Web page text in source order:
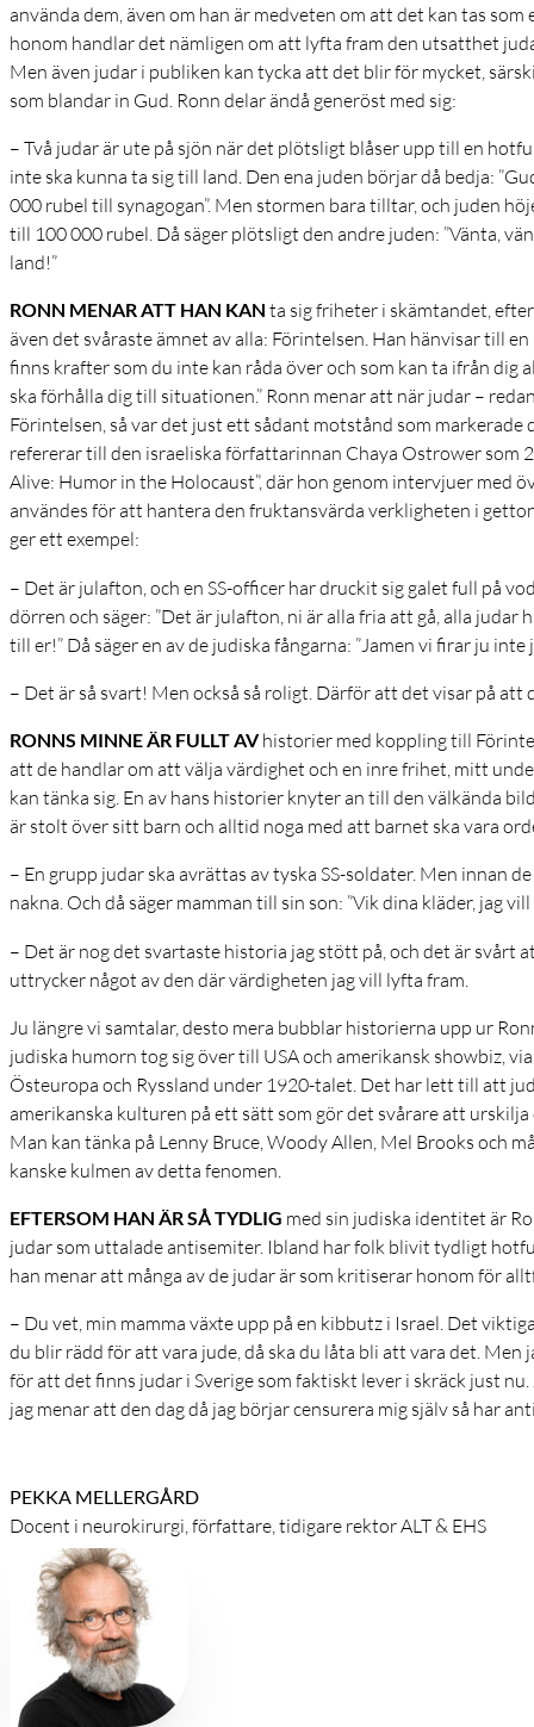
använda dem, även om han är medveten om att det kan tas som
honom handlar det nämligen om att lyfta fram den utsatthet
Men även judar i publiken kan tycka att det blir för mycket,
som blandar in Gud. Ronn delar ändå generöst med sig:
– Två judar är ute på sjön när det plötsligt blåser upp till en
inte ska kunna ta sig till land. Den ena juden börjar då bedja:
000 rubel till synagogan”. Men stormen bara tilltar, och juden
till 100 000 rubel. Då säger plötsligt den andre juden: ”Vänta,
land!”
RONN MENAR ATT HAN KAN ta sig friheter i skämtandet,
även det svåraste ämnet av alla: Förintelsen. Han hänvisar till
finns krafter som du inte kan råda över och som kan ta ifrån dig
ska förhålla dig till situationen.” Ronn menar att när judar –
Förintelsen, så var det just ett sådant motstånd som markerade
refererar till den israeliska författarinnan Chaya Ostrower som
Alive: Humor in the Holocaust”, där hon genom intervjuer med
användes för att hantera den fruktansvärda verkligheten i
ger ett exempel:
– Det är julafton, och en SS-officer har druckit sig galet full på
dörren och säger: ”Det är julafton, ni är alla fria att gå, alla judar
till er!” Då säger en av de judiska fångarna: ”Jamen vi firar ju inte
– Det är så svart! Men också så roligt. Därför att det visar på att
RONNS MINNE ÄR FULLT AVhistorier med koppling till
att de handlar om att välja värdighet och en inre frihet, mitt
kan tänka sig. En av hans historier knyter an till den välkända
är stolt över sitt barn och alltid noga med att barnet ska vara
– En grupp judar ska avrättas av tyska SS-soldater. Men innan
nakna. Och då säger mamman till sin son: ”Vik dina kläder, jag
– Det är nog det svartaste historia jag stött på, och det är svårt
uttrycker något av den där värdigheten jag vill lyfta fram.
Ju längre vi samtalar, desto mera bubblar historierna upp ur
judiska humorn tog sig över till USA och amerikansk showbiz,
Östeuropa och Ryssland under 1920-talet. Det har lett till att
amerikanska kulturen på ett sätt som gör det svårare att
Man kan tänka på Lenny Bruce, Woody Allen, Mel Brooks och
kanske kulmen av detta fenomen.
EFTERSOM HAN ÄR SÅ TYDLIG med sin judiska identitet är
judar som uttalade antisemiter. Ibland har folk blivit tydligt
han menar att många av de judar är som kritiserar honom för
– Du vet, min mamma växte upp på en kibbutz i Israel. Det
du blir rädd för att vara jude, då ska du låta bli att vara det. Men
för att det finns judar i Sverige som faktiskt lever i skräck just
jag menar att den dag då jag börjar censurera mig själv så har
PEKKA MELLERGÅRD
Docent i neurokirurgi, författare, tidigare rektor ALT & EHS